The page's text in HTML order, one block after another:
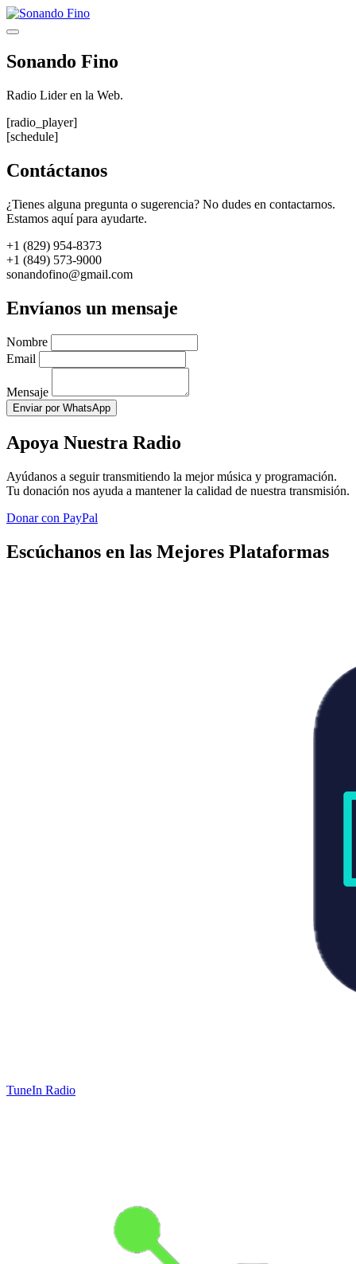
Saltar
al
Menú
Sonando Fino
Radio Lider en la Web.
[radio_player]
[schedule]
Contáctanos
¿Tienes alguna pregunta o sugerencia? No dudes en contactarnos.
Estamos aquí para ayudarte.
+1 (829) 954-8373
+1 (849) 573-9000
sonandofino@gmail.com
Envíanos un mensaje
Nombre
Email
Mensaje
Enviar por WhatsApp
Apoya Nuestra Radio
Ayúdanos a seguir transmitiendo la mejor música y programación.
Tu donación nos ayuda a mantener la calidad de nuestra transmisión.
Donar con PayPal
Escúchanos en las Mejores Plataformas
TuneIn Radio